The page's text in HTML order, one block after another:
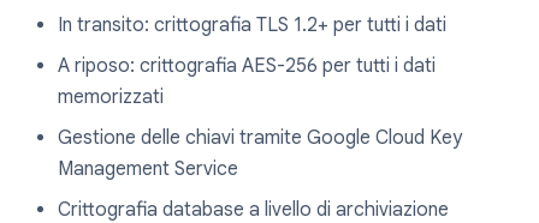
In transito: crittografia TLS 1.2+ per tutti i dati
A riposo: crittografia AES-256 per tutti i dati
memorizzati
Gestione delle chiavi tramite Google Cloud Key
Management Service
Crittografia database a livello di archiviazione